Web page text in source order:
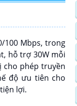
100 Mbps, trong
hỗ trợ 30W mỗi
cho phép truyền
độ ưu tiên cho
lợi.